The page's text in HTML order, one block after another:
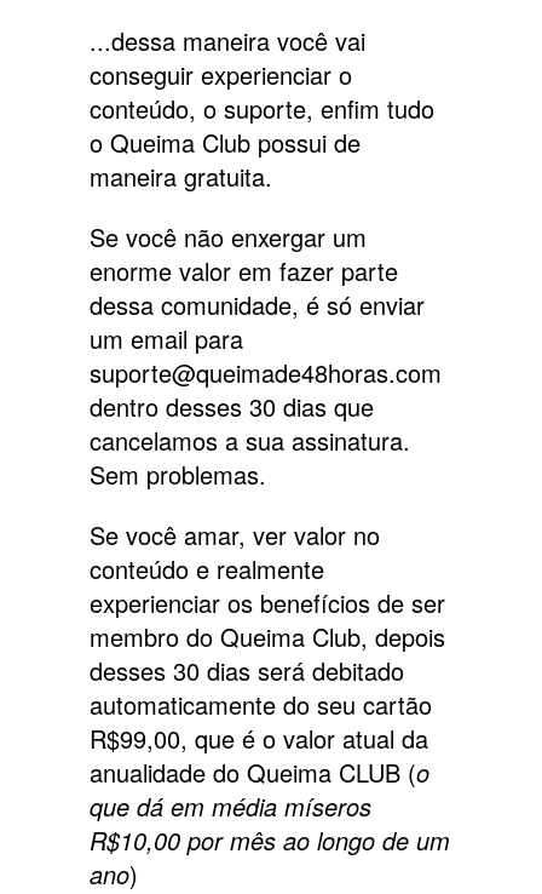
...dessa maneira você vai
conseguir experienciar o
conteúdo, o suporte, enfim tudo
o Queima Club possui de
maneira gratuita.
Se você não enxergar um
enorme valor em fazer parte
dessa comunidade, é só enviar
um email para
suporte@queimade48horas.com
dentro desses 30 dias que
cancelamos a sua assinatura.
Sem problemas.
Se você amar, ver valor no
conteúdo e realmente
experienciar os benefícios de ser
membro do Queima Club, depois
desses 30 dias será debitado
automaticamente do seu cartão
R$99,00, que é o valor atual da
anualidade do Queima CLUB (o
que dá em média míseros
R$10,00 por mês ao longo de um
ano)